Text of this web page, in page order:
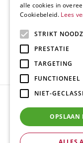
Vrijdag
Zaterdag
Toon alle
Bloemen
alle cookies in
Cookiebeleid. Lees
STRIKT
PRESTATIE
TARGETING
FUNCTIONEEL
NIET-
OPSLAAN